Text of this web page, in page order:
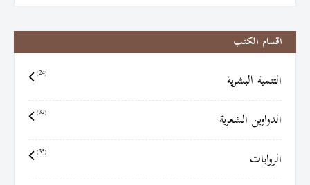
اقسام الكتب
التنمية البشرية (24)
الدواوين الشعرية (32)
الروايات (35)